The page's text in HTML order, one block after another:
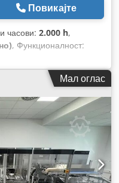
Повикајте
часови: 2.000 h,
, Функционалност:
машина/возило:
Мал оглас